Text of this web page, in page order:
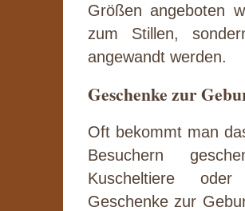
Größen angeboten
zum Stillen,
angewandt werden.
Geschenke zur
Oft bekommt man
Besuchern
Kuscheltiere
Geschenke zur